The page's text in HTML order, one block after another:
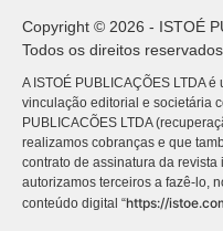
Copyright © 2026 - ISTOÉ
Todos os direitos reservados.
A ISTOÉ PUBLICAÇÕES LTDA
vinculação editorial e societária
PUBLICACÕES LTDA
realizamos cobranças e que
contrato de assinatura da
autorizamos terceiros a fazê-lo,
conteúdo digital “https://